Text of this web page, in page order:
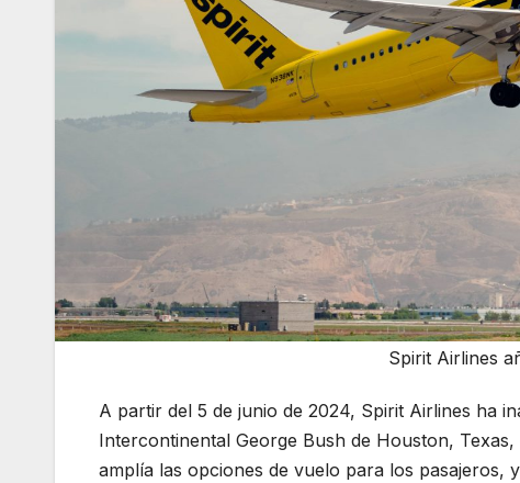
Spirit Airlines
A partir del 5 de junio de 2024, Spirit Airlines ha
Intercontinental George Bush de Houston,
amplía las opciones de vuelo para los